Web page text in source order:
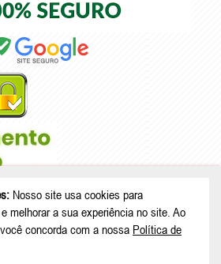
Nosso site usa cookies para
melhorar a sua experiência no site. Ao
concorda com a nossa Política de